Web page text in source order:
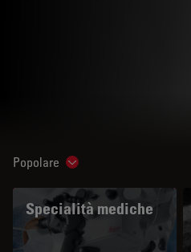
Popolare Show subnavigation
Specialità mediche